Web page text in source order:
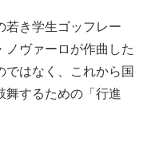
若き学生ゴッフレー
ノヴァーロが作曲した
ではなく、これから国
舞するための「行進